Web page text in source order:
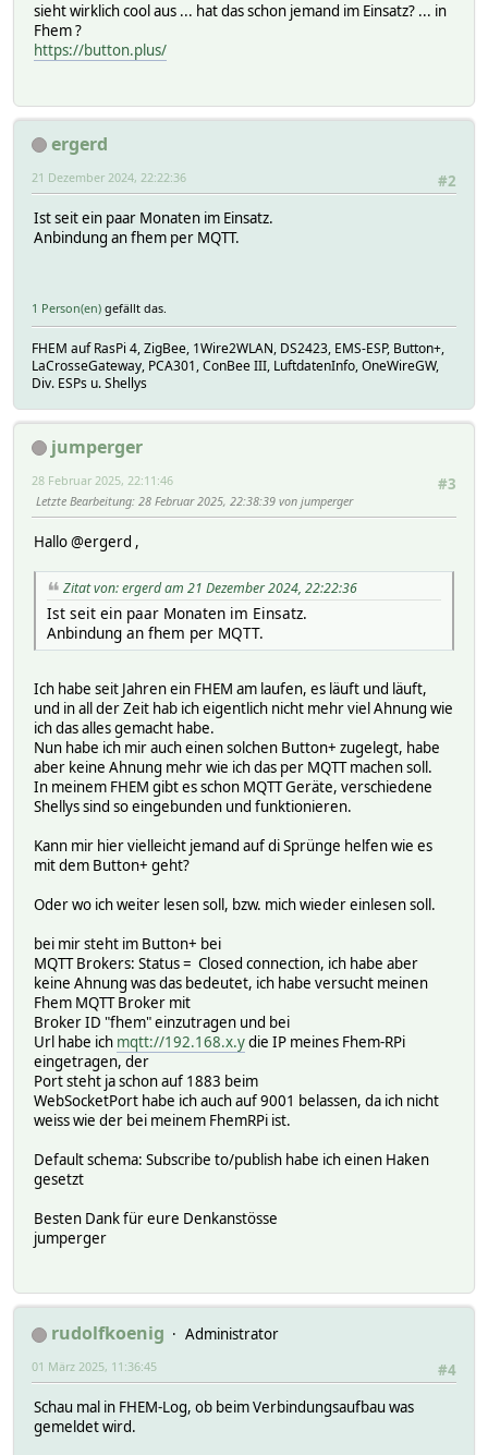
sieht wirklich cool aus ... hat das schon jemand im Einsatz? ... in
Fhem ?
https://button.plus/
ergerd
#2
21 Dezember 2024, 22:22:36
Ist seit ein paar Monaten im Einsatz.
Anbindung an fhem per MQTT.
1 Person(en) gefällt das.
FHEM auf RasPi 4, ZigBee, 1Wire2WLAN, DS2423, EMS-ESP, Button+,
LaCrosseGateway, PCA301, ConBee III, LuftdatenInfo, OneWireGW,
Div. ESPs u. Shellys
jumperger
#3
28 Februar 2025, 22:11:46
Letzte Bearbeitung: 28 Februar 2025, 22:38:39 von jumperger
Hallo @ergerd ,
Zitat von: ergerd am 21 Dezember 2024, 22:22:36
Ist seit ein paar Monaten im Einsatz.
Anbindung an fhem per MQTT.
Ich habe seit Jahren ein FHEM am laufen, es läuft und läuft,
und in all der Zeit hab ich eigentlich nicht mehr viel Ahnung wie
ich das alles gemacht habe.
Nun habe ich mir auch einen solchen Button+ zugelegt, habe
aber keine Ahnung mehr wie ich das per MQTT machen soll.
In meinem FHEM gibt es schon MQTT Geräte, verschiedene
Shellys sind so eingebunden und funktionieren.
Kann mir hier vielleicht jemand auf di Sprünge helfen wie es
mit dem Button+ geht?
Oder wo ich weiter lesen soll, bzw. mich wieder einlesen soll.
bei mir steht im Button+ bei
MQTT Brokers: Status = Closed connection, ich habe aber
keine Ahnung was das bedeutet, ich habe versucht meinen
Fhem MQTT Broker mit
Broker ID "fhem" einzutragen und bei
Url habe ich mqtt://192.168.x.ydie IP meines Fhem-RPi
eingetragen, der
Port steht ja schon auf 1883 beim
WebSocketPort habe ich auch auf 9001 belassen, da ich nicht
weiss wie der bei meinem FhemRPi ist.
Default schema: Subscribe to/publish habe ich einen Haken
gesetzt
Besten Dank für eure Denkanstösse
jumperger
rudolfkoenig
Administrator
#4
01 März 2025, 11:36:45
Schau mal in FHEM-Log, ob beim Verbindungsaufbau was
gemeldet wird.